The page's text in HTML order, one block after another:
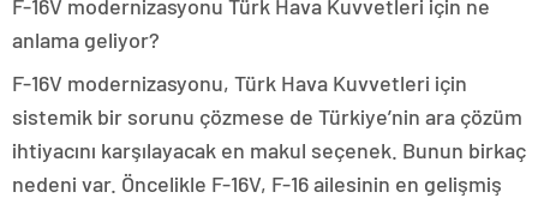
F-16V modernizasyonu Türk Hava Kuvvetleri için ne
anlama geliyor?
F-16V modernizasyonu, Türk Hava Kuvvetleri için
sistemik bir sorunu çözmese de Türkiye’nin ara çözüm
ihtiyacını karşılayacak en makul seçenek. Bunun birkaç
nedeni var. Öncelikle F-16V, F-16 ailesinin en gelişmiş